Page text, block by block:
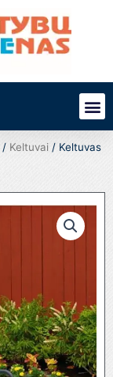
/ Keltuvai / Keltuvas